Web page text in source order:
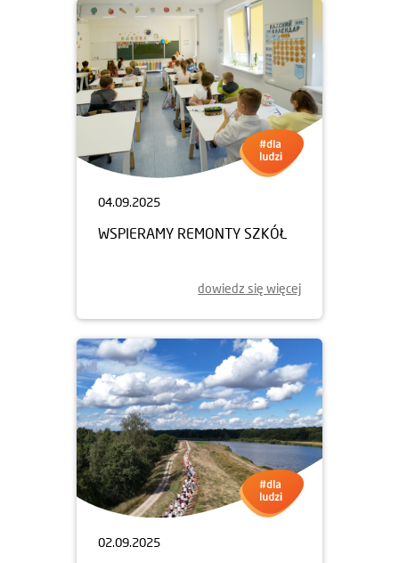
04.09.2025
WSPIERAMY REMONTY SZKÓŁ
dowiedz się więcej
02.09.2025